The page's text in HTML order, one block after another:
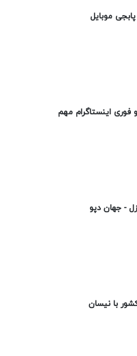
موبایل
فوری اینستاگرام مهم
- جهان دپو
با نیسان